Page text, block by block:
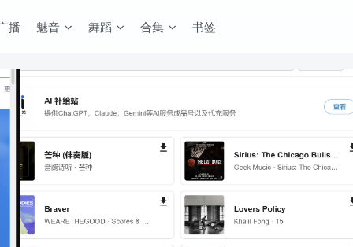
播 魅音 舞蹈 合集 书签